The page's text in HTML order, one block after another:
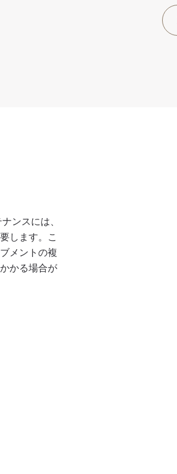
ンスには、
します。こ
メントの複
かる場合が